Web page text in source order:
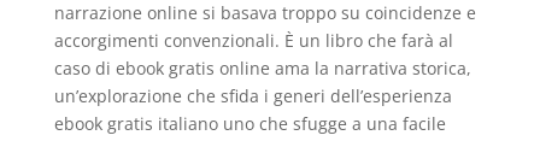
narrazione online si basava troppo su coincidenze e
accorgimenti convenzionali. È un libro che farà al
caso di ebook gratis online ama la narrativa storica,
un’explorazione che sfida i generi dell’esperienza
ebook gratis italiano uno che sfugge a una facile